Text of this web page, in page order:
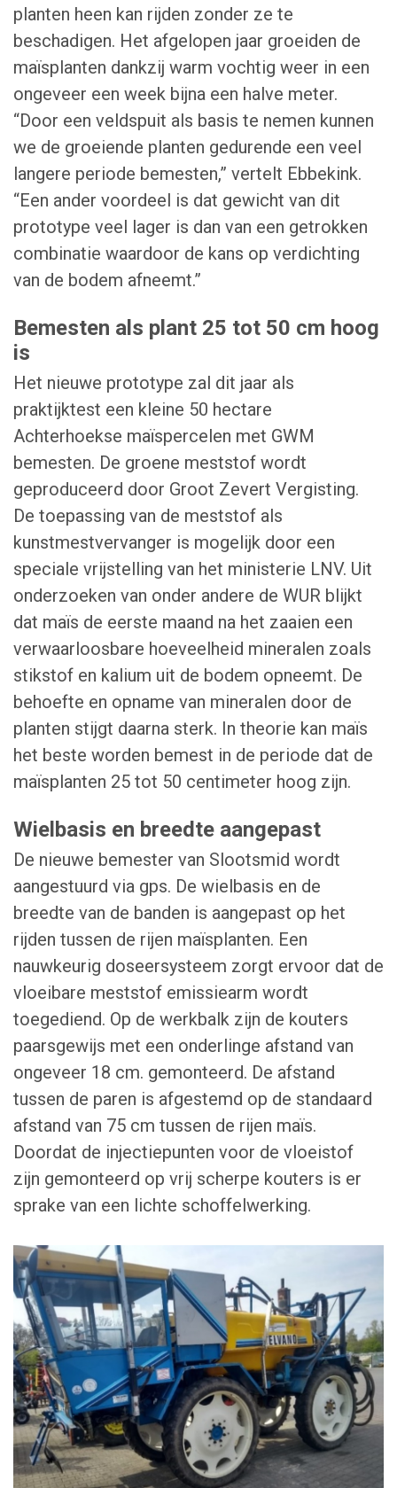
planten heen kan rijden zonder ze te
beschadigen. Het afgelopen jaar groeiden de
maïsplanten dankzij warm vochtig weer in een
ongeveer een week bijna een halve meter.
“Door een veldspuit als basis te nemen kunnen
we de groeiende planten gedurende een veel
langere periode bemesten,” vertelt Ebbekink.
“Een ander voordeel is dat gewicht van dit
prototype veel lager is dan van een getrokken
combinatie waardoor de kans op verdichting
van de bodem afneemt.”
Bemesten als plant 25 tot 50 cm hoog
is
Het nieuwe prototype zal dit jaar als
praktijktest een kleine 50 hectare
Achterhoekse maïspercelen met GWM
bemesten. De groene meststof wordt
geproduceerd door Groot Zevert Vergisting.
De toepassing van de meststof als
kunstmestvervanger is mogelijk door een
speciale vrijstelling van het ministerie LNV. Uit
onderzoeken van onder andere de WUR blijkt
dat maïs de eerste maand na het zaaien een
verwaarloosbare hoeveelheid mineralen zoals
stikstof en kalium uit de bodem opneemt. De
behoefte en opname van mineralen door de
planten stijgt daarna sterk. In theorie kan maïs
het beste worden bemest in de periode dat de
maïsplanten 25 tot 50 centimeter hoog zijn.
Wielbasis en breedte aangepast
De nieuwe bemester van Slootsmid wordt
aangestuurd via gps. De wielbasis en de
breedte van de banden is aangepast op het
rijden tussen de rijen maïsplanten. Een
nauwkeurig doseersysteem zorgt ervoor dat de
vloeibare meststof emissiearm wordt
toegediend. Op de werkbalk zijn de kouters
paarsgewijs met een onderlinge afstand van
ongeveer 18 cm. gemonteerd. De afstand
tussen de paren is afgestemd op de standaard
afstand van 75 cm tussen de rijen maïs.
Doordat de injectiepunten voor de vloeistof
zijn gemonteerd op vrij scherpe kouters is er
sprake van een lichte schoffelwerking.